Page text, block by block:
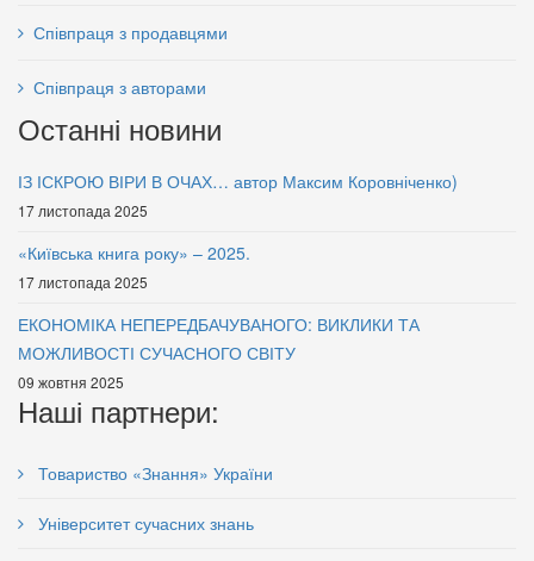
Співпраця з продавцями
Співпраця з авторами
Останні новини
ІЗ ІСКРОЮ ВІРИ В ОЧАХ… автор Максим Коровніченко)
17 листопада 2025
«Київська книга року» – 2025.
17 листопада 2025
ЕКОНОМІКА НЕПЕРЕДБАЧУВАНОГО: ВИКЛИКИ ТА
МОЖЛИВОСТІ СУЧАСНОГО СВІТУ
09 жовтня 2025
Наші партнери:
Товариство «Знання» України
Університет сучасних знань